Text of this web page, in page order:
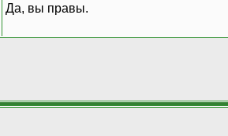
Да, вы правы.